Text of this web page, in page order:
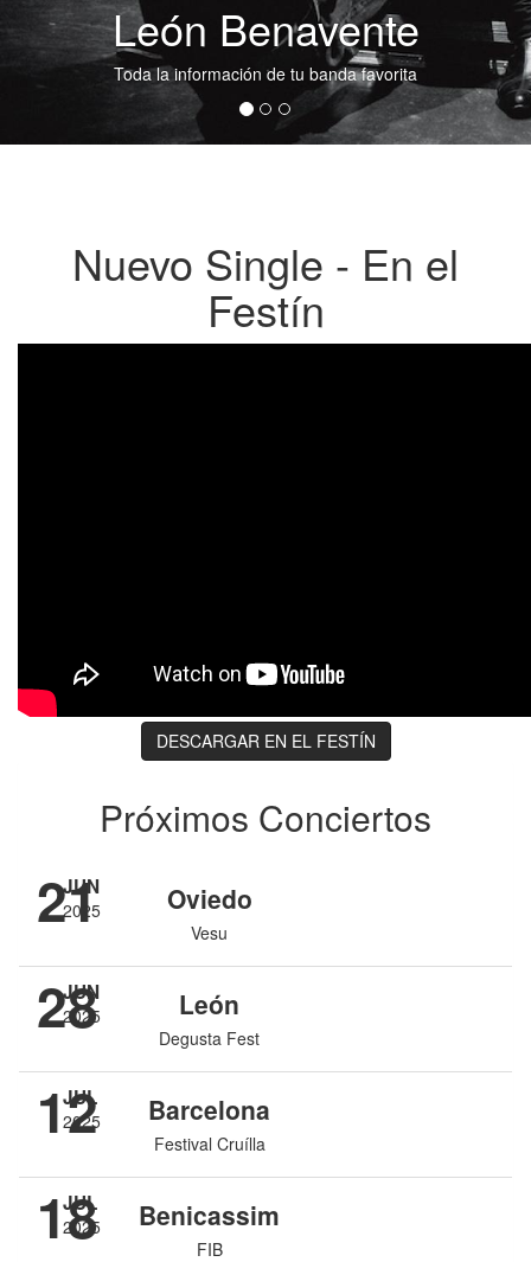
León Benavente
Toda la información de tu banda favorita
Nuevo Single - En el
Festín
DESCARGAR EN EL FESTÍN
Próximos Conciertos
21
JUN
2025 Oviedo
Vesu
28
JUN
2025 León
Degusta Fest
12
JUL
2025 Barcelona
Festival Cruílla
18
JUL
2025 Benicassim
FIB